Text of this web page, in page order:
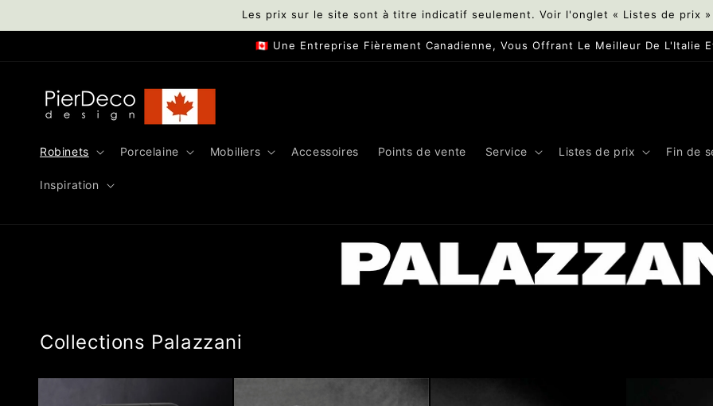
au
Les prix sur le site sont à titre indicatif seulement. Voir l'onglet « Listes de prix
🇨🇦 Une Entreprise Fièrement Canadienne, Vous Offrant Le Meilleur De L'Italie
Robinets Porcelaine Mobiliers Accessoires Points de vente Service Listes de prix Fin de
Inspiration
Collections Palazzani